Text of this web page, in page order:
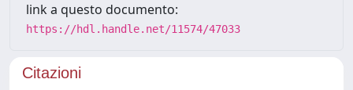
link a questo documento:
https://hdl.handle.net/11574/47033
Citazioni